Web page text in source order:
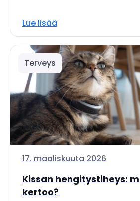
Lue lisää
Terveys
17. maaliskuuta 2026
Kissan hengitystiheys:
kertoo?